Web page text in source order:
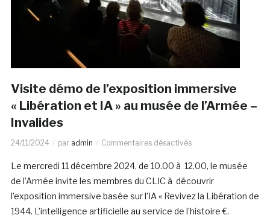
Visite démo de l’exposition immersive
« Libération et IA » au musée de l’Armée –
Invalides
24/11/2024 par admin Commentaires désactivés
Le mercredi 11 décembre 2024, de 10.00 à 12.00, le musée
de l’Armée invite les membres du CLIC à découvrir
l’exposition immersive basée sur l’IA « Revivez la Libération de
1944. L’intelligence artificielle au service de l’histoire €.